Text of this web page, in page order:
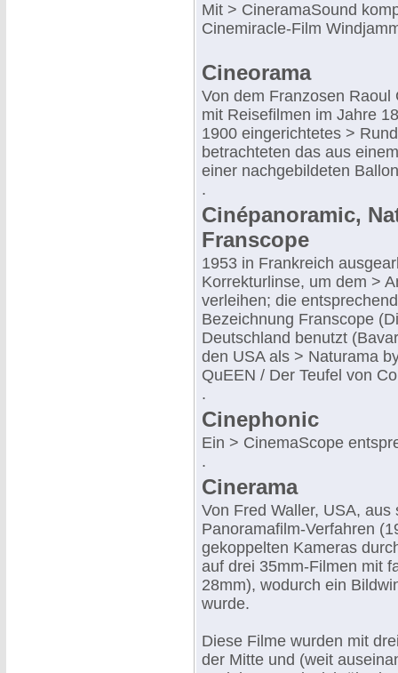
Mit > CineramaSound
Cinemiracle-Film
Cineorama
Von dem Franzosen
mit Reisefilmen im Jahre
1900 eingerichtetes >
betrachteten das aus
einer nachgebildeten
.
Cinépanoramic,
Franscope
1953 in Frankreich
Korrekturlinse, um dem >
verleihen; die
Bezeichnung Franscope
Deutschland benutzt
den USA als > Naturama
QuEEN / Der Teufel von
.
Cinephonic
Ein > CinemaScope
.
Cinerama
Von Fred Waller, USA,
Panoramafilm-Verfahren
gekoppelten Kameras
auf drei 35mm-Filmen mit
28mm), wodurch ein
wurde.
Diese Filme wurden mit
der Mitte und (weit